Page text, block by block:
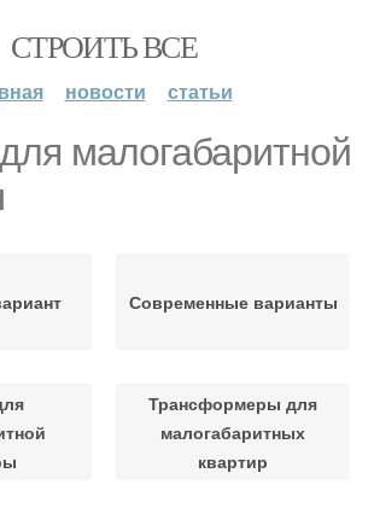
СТРОИТЬ ВСЕ
новости статьи
малогабаритной
Современные варианты
Трансформеры для
малогабаритных
квартир